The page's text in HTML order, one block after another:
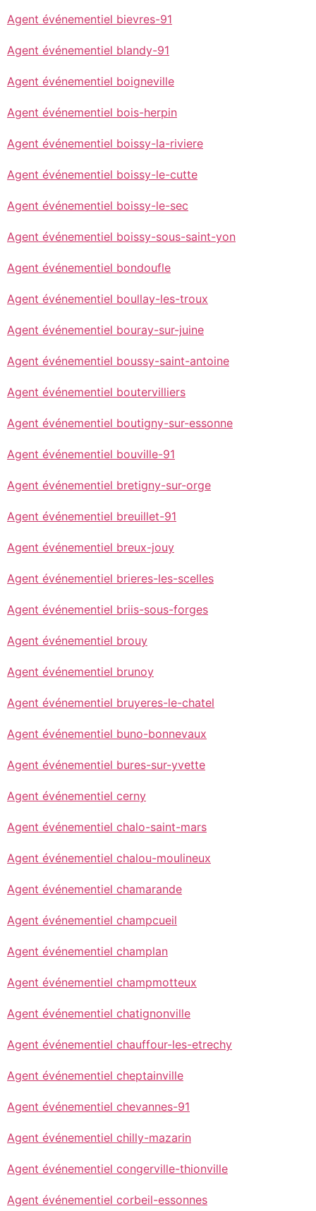
Agent événementiel bievres-91
Agent événementiel blandy-91
Agent événementiel boigneville
Agent événementiel bois-herpin
Agent événementiel boissy-la-riviere
Agent événementiel boissy-le-cutte
Agent événementiel boissy-le-sec
Agent événementiel boissy-sous-saint-yon
Agent événementiel bondoufle
Agent événementiel boullay-les-troux
Agent événementiel bouray-sur-juine
Agent événementiel boussy-saint-antoine
Agent événementiel boutervilliers
Agent événementiel boutigny-sur-essonne
Agent événementiel bouville-91
Agent événementiel bretigny-sur-orge
Agent événementiel breuillet-91
Agent événementiel breux-jouy
Agent événementiel brieres-les-scelles
Agent événementiel briis-sous-forges
Agent événementiel brouy
Agent événementiel brunoy
Agent événementiel bruyeres-le-chatel
Agent événementiel buno-bonnevaux
Agent événementiel bures-sur-yvette
Agent événementiel cerny
Agent événementiel chalo-saint-mars
Agent événementiel chalou-moulineux
Agent événementiel chamarande
Agent événementiel champcueil
Agent événementiel champlan
Agent événementiel champmotteux
Agent événementiel chatignonville
Agent événementiel chauffour-les-etrechy
Agent événementiel cheptainville
Agent événementiel chevannes-91
Agent événementiel chilly-mazarin
Agent événementiel congerville-thionville
Agent événementiel corbeil-essonnes